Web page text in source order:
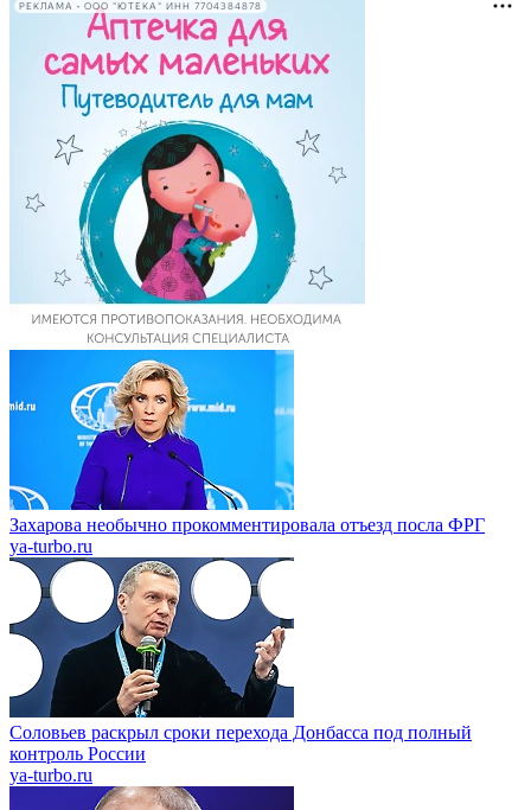
РЕКЛАМА • ООО "ЮТЕКА" ИНН 7704384878
Захарова необычно прокомментировала отъезд посла ФРГ
ya-turbo.ru
Соловьев раскрыл сроки перехода Донбасса под полный
контроль России
ya-turbo.ru